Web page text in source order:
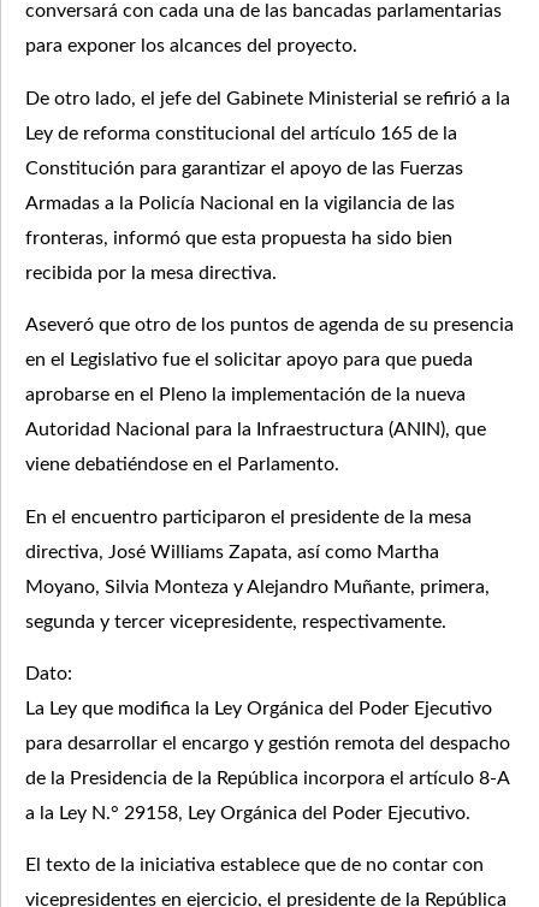
conversará con cada una de las bancadas parlamentarias
para exponer los alcances del proyecto.
De otro lado, el jefe del Gabinete Ministerial se refirió a la
Ley de reforma constitucional del artículo 165 de la
Constitución para garantizar el apoyo de las Fuerzas
Armadas a la Policía Nacional en la vigilancia de las
fronteras, informó que esta propuesta ha sido bien
recibida por la mesa directiva.
Aseveró que otro de los puntos de agenda de su presencia
en el Legislativo fue el solicitar apoyo para que pueda
aprobarse en el Pleno la implementación de la nueva
Autoridad Nacional para la Infraestructura (ANIN), que
viene debatiéndose en el Parlamento.
En el encuentro participaron el presidente de la mesa
directiva, José Williams Zapata, así como Martha
Moyano, Silvia Monteza y Alejandro Muñante, primera,
segunda y tercer vicepresidente, respectivamente.
Dato:
La Ley que modifica la Ley Orgánica del Poder Ejecutivo
para desarrollar el encargo y gestión remota del despacho
de la Presidencia de la República incorpora el artículo 8-A
a la Ley N.° 29158, Ley Orgánica del Poder Ejecutivo.
El texto de la iniciativa establece que de no contar con
vicepresidentes en ejercicio, el presidente de la República